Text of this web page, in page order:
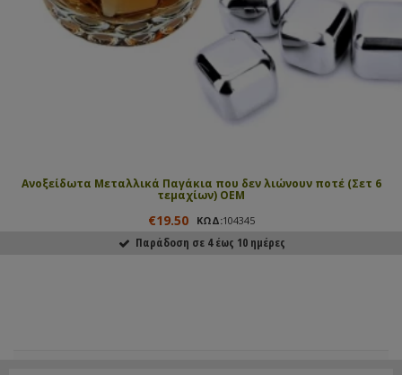
Ανοξείδωτα Μεταλλικά Παγάκια που δεν λιώνουν ποτέ (Σετ 6
τεμαχίων) ΟΕΜ
€19.50 ΚΩΔ:104345
Παράδοση σε 4 έως 10 ημέρες